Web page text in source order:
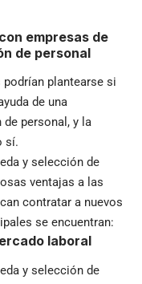
empresas de
de personal
plantearse si
de una
personal, y la
sí.
y selección de
ventajas a las
contratar a nuevos
se encuentran:
laboral
y selección de